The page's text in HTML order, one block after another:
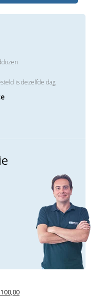
is dezelfde dag